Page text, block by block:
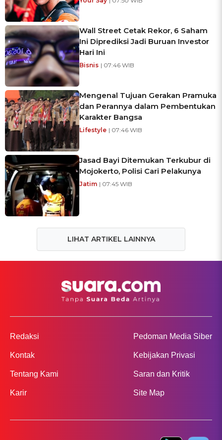
Wall Street Cetak Rekor, 6 Saham
Ini Diprediksi Jadi Buruan Investor
Hari Ini
Bisnis | 07:46 WIB
Mengenal Tujuan Gerakan Pramuka
dan Perannya dalam Pembentukan
Karakter Bangsa
Lifestyle | 07:46 WIB
Jasad Bayi Ditemukan Terkubur di
Mojokerto, Polisi Cari Pelakunya
Jatim | 07:45 WIB
LIHAT ARTIKEL LAINNYA
Redaksi
Kontak
Tentang Kami
Karir
Pedoman Media Siber
Kebijakan Privasi
Saran dan Kritik
Site Map